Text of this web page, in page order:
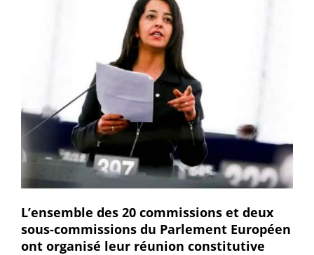
L’ensemble des 20 commissions et deux
sous-commissions du Parlement Européen
ont organisé leur réunion constitutive